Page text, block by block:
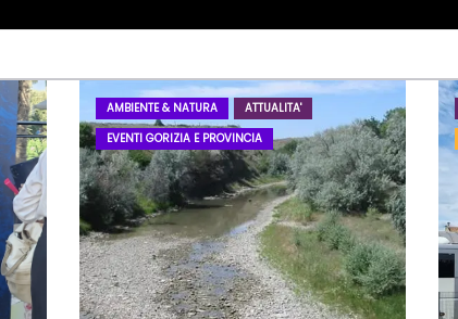
AMBIENTE & NATURA
ATTUALITA'
EVENTI GORIZIA E PROVINCIA